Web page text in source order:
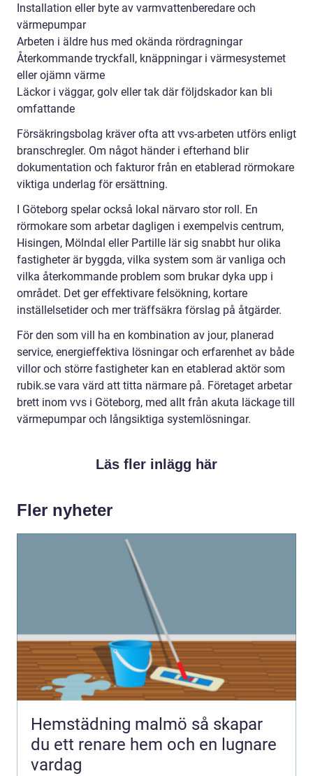
Installation eller byte av varmvattenberedare och
värmepumpar
Arbeten i äldre hus med okända rördragningar
Återkommande tryckfall, knäppningar i värmesystemet
eller ojämn värme
Läckor i väggar, golv eller tak där följdskador kan bli
omfattande
Försäkringsbolag kräver ofta att vvs-arbeten utförs enligt
branschregler. Om något händer i efterhand blir
dokumentation och fakturor från en etablerad rörmokare
viktiga underlag för ersättning.
I Göteborg spelar också lokal närvaro stor roll. En
rörmokare som arbetar dagligen i exempelvis centrum,
Hisingen, Mölndal eller Partille lär sig snabbt hur olika
fastigheter är byggda, vilka system som är vanliga och
vilka återkommande problem som brukar dyka upp i
området. Det ger effektivare felsökning, kortare
inställelsetider och mer träffsäkra förslag på åtgärder.
För den som vill ha en kombination av jour, planerad
service, energieffektiva lösningar och erfarenhet av både
villor och större fastigheter kan en etablerad aktör som
rubik.se vara värd att titta närmare på. Företaget arbetar
brett inom vvs i Göteborg, med allt från akuta läckage till
värmepumpar och långsiktiga systemlösningar.
Läs fler inlägg här
Fler nyheter
Hemstädning malmö så skapar
du ett renare hem och en lugnare
vardag